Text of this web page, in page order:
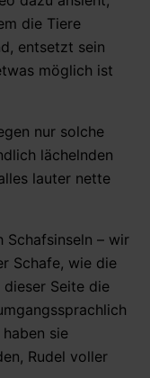
die Tiere
entsetzt sein
möglich ist
nur solche
lächelnden
lauter nette
Schafsinseln – wir
Schafe, wie die
Seite die
sie
Rudel voller